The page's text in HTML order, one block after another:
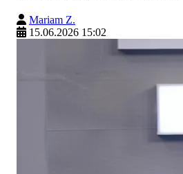
Mariam Z.
15.06.2026 15:02